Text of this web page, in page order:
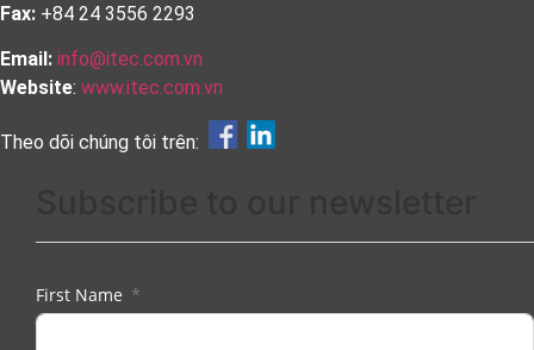
Fax: +84 24 3556 2293
Email: info@itec.com.vn
Website: www.itec.com.vn
Theo dõi chúng tôi trên:
First Name